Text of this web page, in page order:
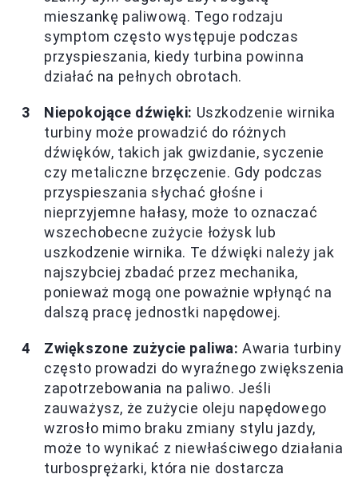
mieszankę paliwową. Tego rodzaju
symptom często występuje podczas
przyspieszania, kiedy turbina powinna
działać na pełnych obrotach.
Niepokojące dźwięki: Uszkodzenie wirnika
turbiny może prowadzić do różnych
dźwięków, takich jak gwizdanie, syczenie
czy metaliczne brzęczenie. Gdy podczas
przyspieszania słychać głośne i
nieprzyjemne hałasy, może to oznaczać
wszechobecne zużycie łożysk lub
uszkodzenie wirnika. Te dźwięki należy jak
najszybciej zbadać przez mechanika,
ponieważ mogą one poważnie wpłynąć na
dalszą pracę jednostki napędowej.
Zwiększone zużycie paliwa: Awaria turbiny
często prowadzi do wyraźnego zwiększenia
zapotrzebowania na paliwo. Jeśli
zauważysz, że zużycie oleju napędowego
wzrosło mimo braku zmiany stylu jazdy,
może to wynikać z niewłaściwego działania
turbosprężarki, która nie dostarcza